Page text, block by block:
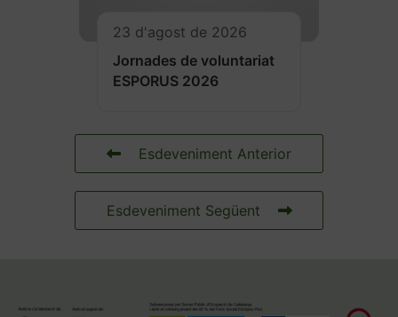
23 d'agost de 2026
Jornades de voluntariat
ESPORUS 2026
Esdeveniment Anterior
Esdeveniment Següent